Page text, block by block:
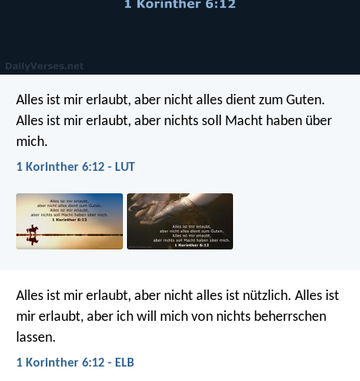
Alles ist mir erlaubt, aber nicht alles dient zum Guten.
Alles ist mir erlaubt, aber nichts soll Macht haben über
mich.
1 Korinther 6:12 - LUT
Alles ist mir erlaubt, aber nicht alles ist nützlich. Alles ist
mir erlaubt, aber ich will mich von nichts beherrschen
lassen.
1 Korinther 6:12 - ELB